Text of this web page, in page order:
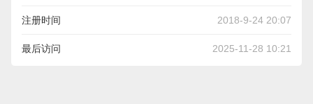
注册时间 2018-9-24 20:07
最后访问 2025-11-28 10:21